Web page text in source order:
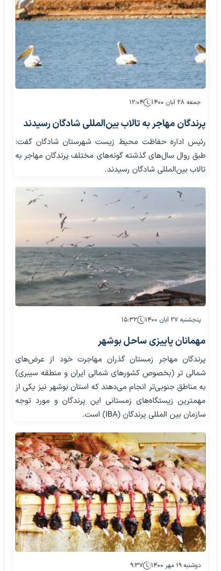
جمعه ۲۸ آبان ۱۴۰۰ ۱۲:۰۴
پرندگان مهاجر به تالاب بین‌المللی شادگان رسیدند
رئیس اداره حفاظت محیط زیست شهرستان شادگان گفت:
طبق روال سال‌های گذشته گونه‌های مختلف پرندگان مهاجر به
تالاب بین‌المللی شادگان رسیدند.
پنجشنبه ۲۷ آبان ۱۴۰۰ ۱۵:۳۲
مهمانان پاییزی ساحل بوشهر
پرندگان مهاجر زمستان گذران مهاجرت خود از عرض‌های
شمالی تر (بخصوص کشورهای شمالی ایران و منطقه سیبری)
به مناطق جنوبی‌تر انجام می‌دهند که استان بوشهر نیز یکی از
مهمترین زیستگاه‌های زمستانی این پرندگان و مورد توجه
سازمان بین المللی پرندگان (IBA) است.
دوشنبه ۱۹ مهر ۱۴۰۰ ۹:۳۷